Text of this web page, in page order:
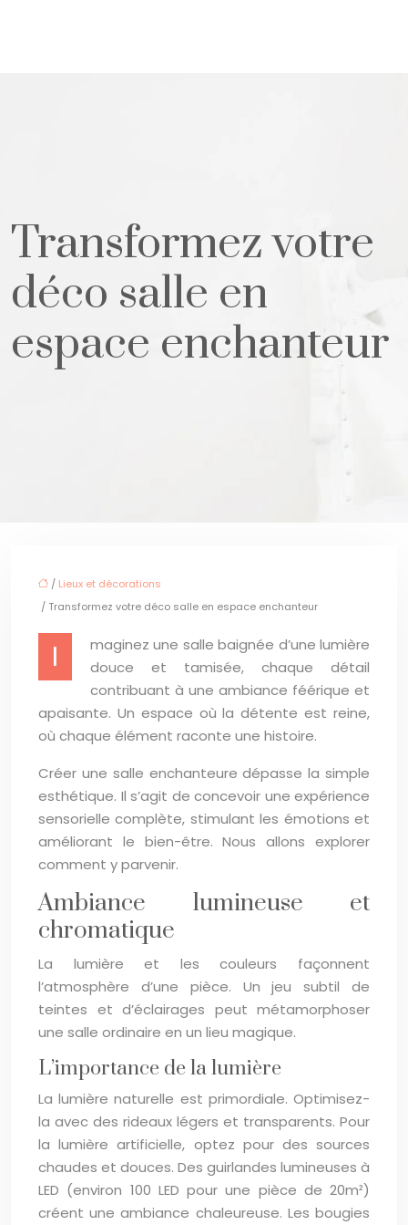
Transformez votre
déco salle en
espace enchanteur
/ Lieux et décorations
/ Transformez votre déco salle en espace enchanteur
I
maginez une salle baignée d’une lumière
douce et tamisée, chaque détail
contribuant à une ambiance féérique et
apaisante. Un espace où la détente est reine,
où chaque élément raconte une histoire.
Créer une salle enchanteure dépasse la simple
esthétique. Il s’agit de concevoir une expérience
sensorielle complète, stimulant les émotions et
améliorant le bien-être. Nous allons explorer
comment y parvenir.
Ambiance lumineuse et
chromatique
La lumière et les couleurs façonnent
l’atmosphère d’une pièce. Un jeu subtil de
teintes et d’éclairages peut métamorphoser
une salle ordinaire en un lieu magique.
L’importance de la lumière
La lumière naturelle est primordiale. Optimisez-
la avec des rideaux légers et transparents. Pour
la lumière artificielle, optez pour des sources
chaudes et douces. Des guirlandes lumineuses à
LED (environ 100 LED pour une pièce de 20m²)
créent une ambiance chaleureuse. Les bougies